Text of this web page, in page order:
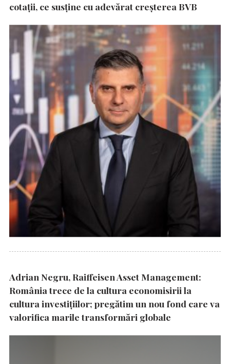
cotații, ce susține cu adevărat creșterea BVB
Adrian Negru, Raiffeisen Asset Management:
România trece de la cultura economisirii la
cultura investițiilor; pregătim un nou fond care va
valorifica marile transformări globale